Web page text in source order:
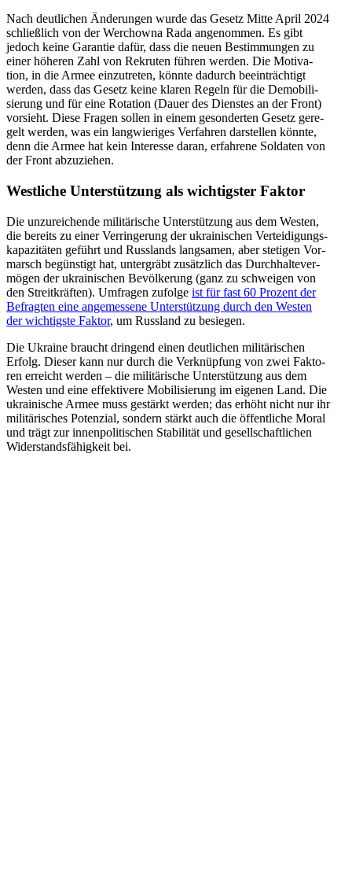
Nach deut­li­chen Ände­run­gen wurde das Gesetz Mitte April 2024
schließ­lich von der Wer­chowna Rada ange­nom­men. Es gibt
jedoch keine Garan­tie dafür, dass die neuen Bestim­mun­gen zu
einer höheren Zahl von Rekru­ten führen werden. Die Moti­va­
tion, in die Armee ein­zu­tre­ten, könnte dadurch beein­träch­tigt
werden, dass das Gesetz keine klaren Regeln für die Demo­bi­li­
sie­rung und für eine Rota­tion (Dauer des Diens­tes an der Front)
vor­sieht. Diese Fragen sollen in einem geson­der­ten Gesetz gere­
gelt werden, was ein lang­wie­ri­ges Ver­fah­ren dar­stel­len könnte,
denn die Armee hat kein Inter­esse daran, erfah­rene Sol­da­ten von
der Front abzuziehen.
West­li­che Unter­stüt­zung als wich­tigs­ter Faktor
Die unzu­rei­chende mili­tä­ri­sche Unter­stüt­zung aus dem Westen,
die bereits zu einer Ver­rin­ge­rung der ukrai­ni­schen Ver­tei­di­gungs­
ka­pa­zi­tä­ten geführt und Russ­lands lang­sa­men, aber ste­ti­gen Vor­
marsch begüns­tigt hat, unter­gräbt zusätz­lich das Durch­hal­te­ver­
mö­gen der ukrai­ni­schen Bevöl­ke­rung (ganz zu schwei­gen von
den Streit­kräf­ten). Umfra­gen zufolge ist für fast 60 Prozent der
Befrag­ten eine ange­mes­sene Unter­stüt­zung durch den Westen
der wich­tigste Faktor, um Russ­land zu besiegen.
Die Ukraine braucht drin­gend einen deut­li­chen mili­tä­ri­schen
Erfolg. Dieser kann nur durch die Ver­knüp­fung von zwei Fak­to­
ren erreicht werden – die mili­tä­ri­sche Unter­stüt­zung aus dem
Westen und eine effek­ti­vere Mobi­li­sie­rung im eigenen Land. Die
ukrai­ni­sche Armee muss gestärkt werden; das erhöht nicht nur ihr
mili­tä­ri­sches Poten­zial, sondern stärkt auch die öffent­li­che Moral
und trägt zur innen­po­li­ti­schen Sta­bi­li­tät und gesell­schaft­li­chen
Wider­stands­fä­hig­keit bei.